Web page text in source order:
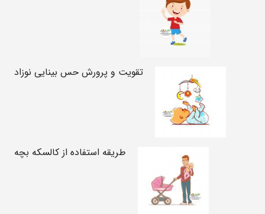
تقویت و پرورش حس بینایی نوزاد
طریقه استفاده از کالسکه بچه